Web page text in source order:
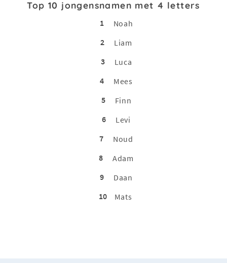
Top 10 jongensnamen met 4 letters
1
Noah
2
Liam
3
Luca
4
Mees
5
Finn
6
Levi
7
Noud
8
Adam
9
Daan
10
Mats